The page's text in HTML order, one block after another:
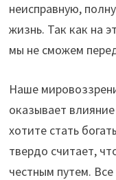
неисправную,
жизнь. Так как на
мы не сможем
Наше
оказывает
хотите стать
твердо считает,
честным путем.